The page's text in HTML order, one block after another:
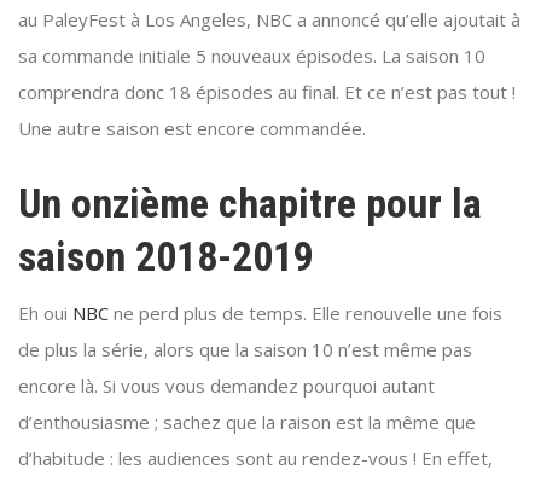
au PaleyFest à Los Angeles, NBC a annoncé qu’elle ajoutait à
sa commande initiale 5 nouveaux épisodes. La saison 10
comprendra donc 18 épisodes au final. Et ce n’est pas tout !
Une autre saison est encore commandée.
Un onzième chapitre pour la
saison 2018-2019
Eh oui NBC ne perd plus de temps. Elle renouvelle une fois
de plus la série, alors que la saison 10 n’est même pas
encore là. Si vous vous demandez pourquoi autant
d’enthousiasme ; sachez que la raison est la même que
d’habitude : les audiences sont au rendez-vous ! En effet,